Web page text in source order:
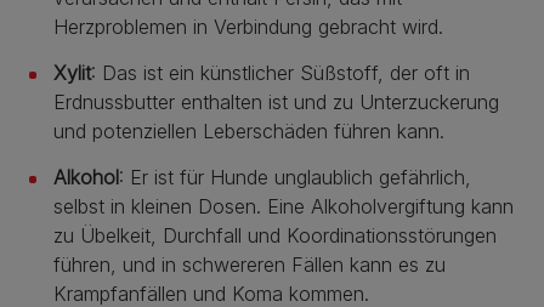
Herzproblemen in Verbindung gebracht wird.
Xylit: Das ist ein künstlicher Süßstoff, der oft in
Erdnussbutter enthalten ist und zu Unterzuckerung
und potenziellen Leberschäden führen kann.
Alkohol: Er ist für Hunde unglaublich gefährlich,
selbst in kleinen Dosen. Eine Alkoholvergiftung kann
zu Übelkeit, Durchfall und Koordinationsstörungen
führen, und in schwereren Fällen kann es zu
Krampfanfällen und Koma kommen.